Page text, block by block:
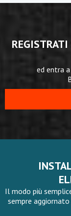
ed entra
Il modo più
sempre